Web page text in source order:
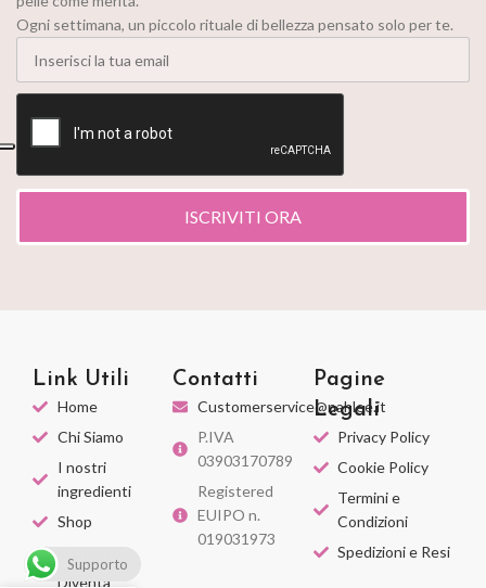
Ogni settimana, un piccolo rituale di bellezza pensato solo per te.
ISCRIVITI ORA
Link Utili
Home
Chi Siamo
I nostri
ingredienti
Shop
Diventa
Contatti
Customerservice@nahlee.it
P.IVA
03903170789
Registered
EUIPO n.
019031973
Pagine
Legali
Privacy Policy
Cookie Policy
Termini e
Condizioni
Spedizioni e Resi
Supporto